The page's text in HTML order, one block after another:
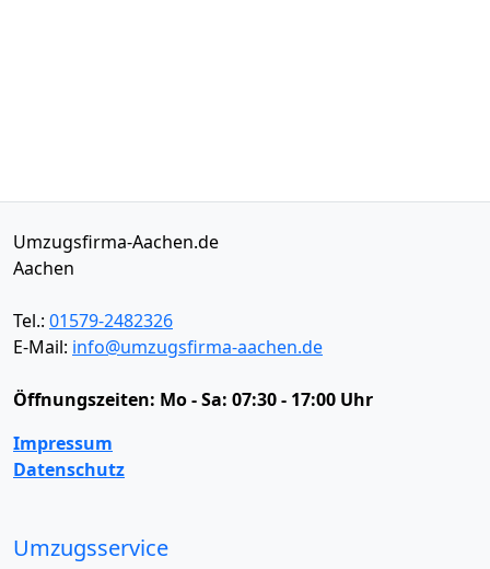
Umzugsfirma-Aachen.de
Aachen
Tel.: 01579-2482326
E-Mail: info@umzugsfirma-aachen.de
Öffnungszeiten: Mo - Sa: 07:30 - 17:00 Uhr
Impressum
Datenschutz
Umzugsservice